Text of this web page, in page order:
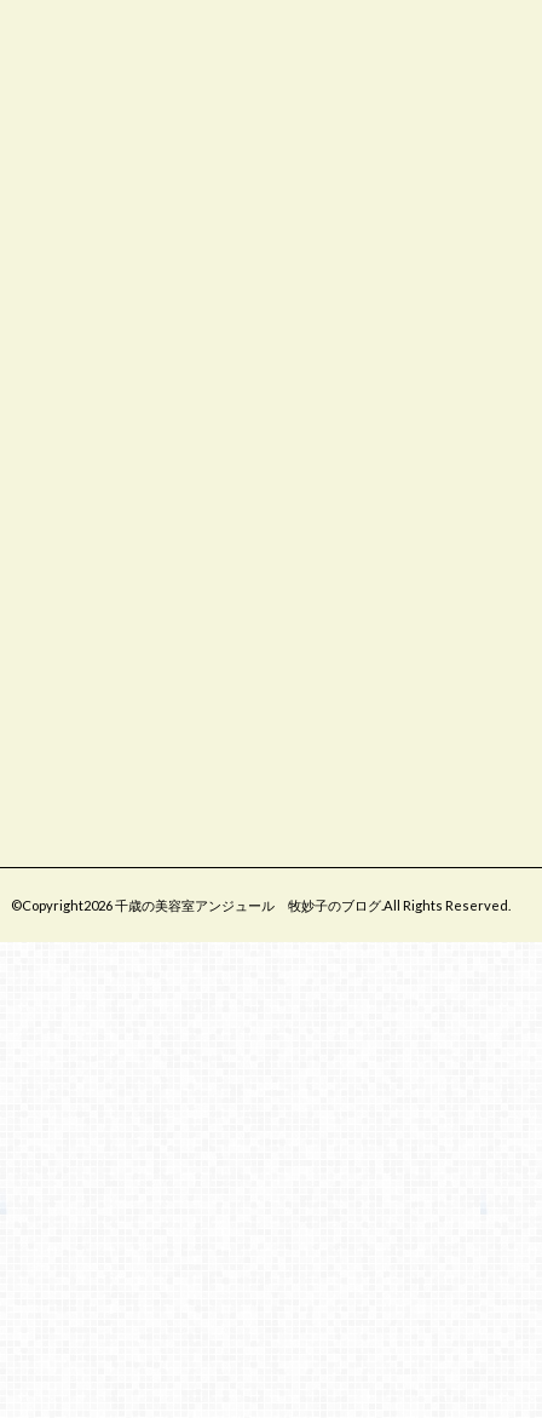
©Copyright2026千歳の美容室アンジュール 牧妙子のブログ.All Rights Reserved.